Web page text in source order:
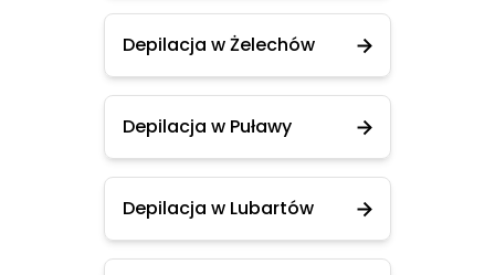
Depilacja w Żelechów
Depilacja w Puławy
Depilacja w Lubartów